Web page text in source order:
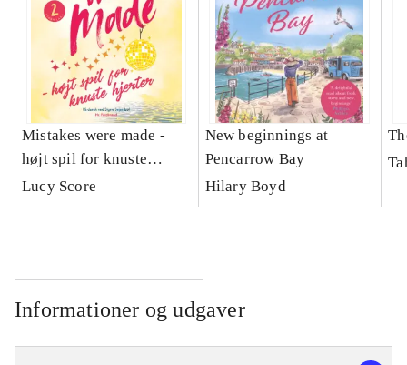
Mistakes were made -
højt spil for knuste
hjerter
Lucy Score
New beginnings at
Pencarrow Bay
Hilary Boyd
Informationer og udgaver